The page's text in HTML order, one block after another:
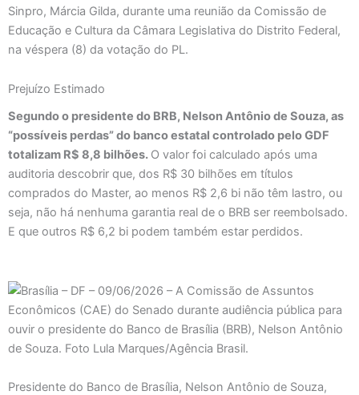
Sinpro, Márcia Gilda, durante uma reunião da Comissão de
Educação e Cultura da Câmara Legislativa do Distrito Federal,
na véspera (8) da votação do PL.
Prejuízo Estimado
Segundo o presidente do BRB, Nelson Antônio de Souza, as
“possíveis perdas” do banco estatal controlado pelo GDF
totalizam R$ 8,8 bilhões. O valor foi calculado após uma
auditoria descobrir que, dos R$ 30 bilhões em títulos
comprados do Master, ao menos R$ 2,6 bi não têm lastro, ou
seja, não há nenhuma garantia real de o BRB ser reembolsado.
E que outros R$ 6,2 bi podem também estar perdidos.
Presidente do Banco de Brasília, Nelson Antônio de Souza,